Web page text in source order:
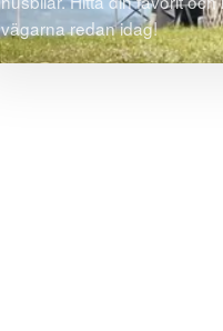
vägarna redan idag!